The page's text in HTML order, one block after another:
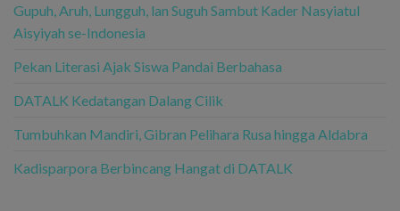
Gupuh, Aruh, Lungguh, lan Suguh Sambut Kader Nasyiatul
Aisyiyah se-Indonesia
Pekan Literasi Ajak Siswa Pandai Berbahasa
DATALK Kedatangan Dalang Cilik
Tumbuhkan Mandiri, Gibran Pelihara Rusa hingga Aldabra
Kadisparpora Berbincang Hangat di DATALK